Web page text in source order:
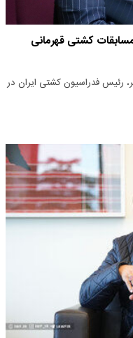
کشتی قهرمانی
رئیس فدراسیون کشتی ایران در